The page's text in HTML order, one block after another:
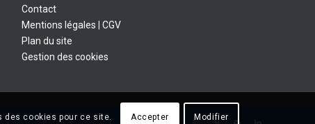
Contact
Mentions légales |CGV
Plan du site
Gestion des cookies
des cookies pour ce site. Accepter Modifier